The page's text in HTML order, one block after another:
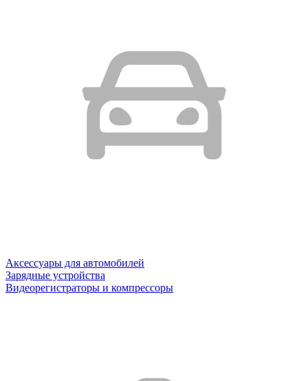
Аксессуары для автомобилей
Зарядные устройства
Видеорегистраторы и компрессоры